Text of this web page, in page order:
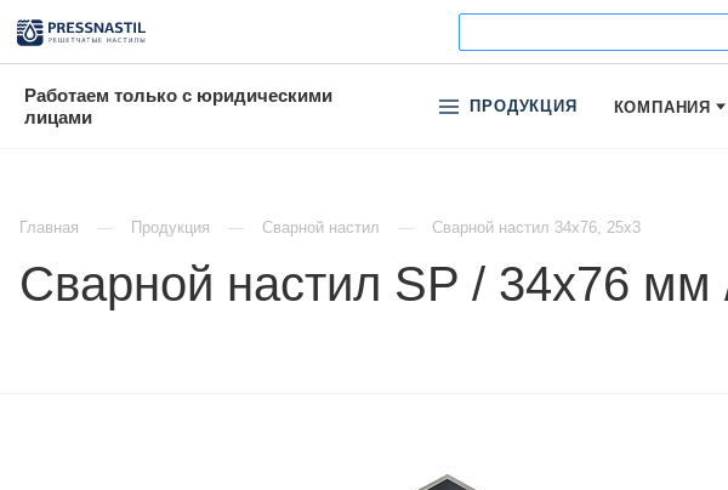
Работаем только с юридическими
лицами
ПРОДУКЦИЯ КОМПАНИЯ
Главная Продукция Сварной настил Сварной настил 34х76, 25х3
Сварной настил SP / 34х76